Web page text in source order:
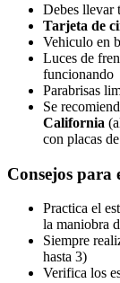
Debes llevar
Tarjeta de
Vehiculo en
Luces de
funcionando
Parabrisas
Se
California
con placas
Consejos para
Practica el
la maniobra
Siempre
hasta 3)
Verifica los